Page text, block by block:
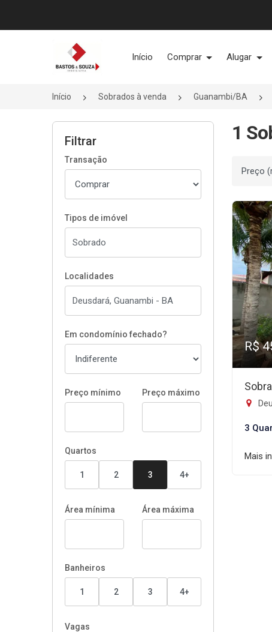
Página inicial
Início Comprar Alugar
Início Sobrados à venda Guanambi/BA
Filtrar
Transação
Tipos de imóvel
Localidades
Em condomínio fechado?
Preço mínimo Preço máximo
Quartos
1 2 3 4+
Área mínima Área máxima
Banheiros
1 2 3 4+
Vagas
1
Ordenar
R$
3
Mais